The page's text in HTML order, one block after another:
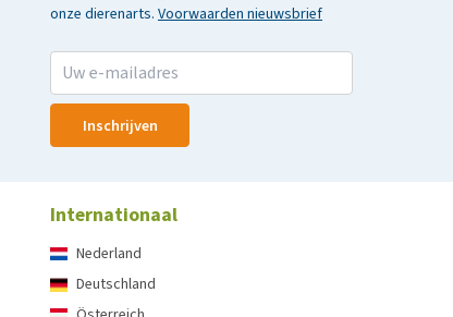
onze dierenarts. Voorwaarden nieuwsbrief
Inschrijven
Internationaal
Nederland
Deutschland